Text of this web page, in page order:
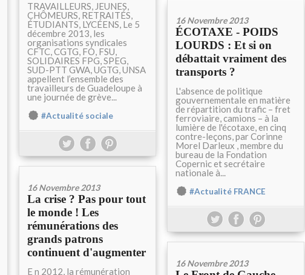
TRAVAILLEURS, JEUNES,
CHÔMEURS, RETRAITÉS,
ÉTUDIANTS, LYCÉENS, Le 5
décembre 2013, les
organisations syndicales
CFTC, CGTG, FO, FSU,
SOLIDAIRES FPG, SPEG,
SUD-PTT GWA, UGTG, UNSA
appellent l’ensemble des
travailleurs de Guadeloupe à
une journée de grève...
#Actualité sociale
16 Novembre 2013
ÉCOTAXE - POIDS
LOURDS : Et si on
débattait vraiment des
transports ?
L'absence de politique
gouvernementale en matière
de répartition du trafic – fret
ferroviaire, camions – à la
lumière de l'écotaxe, en cinq
contre-leçons, par Corinne
Morel Darleux , membre du
bureau de la Fondation
Copernic et secrétaire
nationale à...
#Actualité FRANCE
16 Novembre 2013
La crise ? Pas pour tout
le monde ! Les
rémunérations des
grands patrons
continuent d'augmenter
E n 2012, la rémunération
16 Novembre 2013